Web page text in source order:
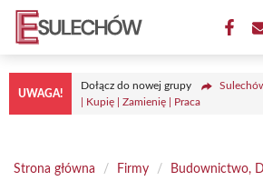
Przejdź
treści
UWAGA!
Dołącz do nowej grupy
| Kupię | Zamienię | Praca
Strona główna / Firmy / Budownictwo,